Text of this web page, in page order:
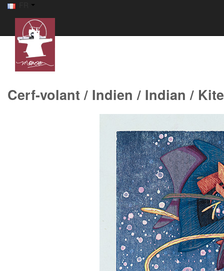
Cerf-volant / Indien / Indian / Kite